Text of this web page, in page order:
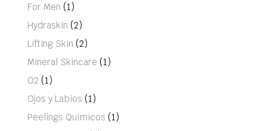
For Men (1)
Hydraskin (2)
Lifting Skin (2)
Mineral Skincare (1)
O2 (1)
Ojos y Labios (1)
Peelings Químicos (1)